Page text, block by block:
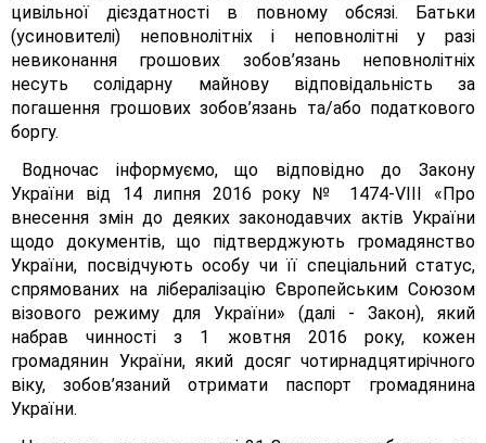
цивільної дієздатності в повному обсязі. Батьки
(усиновителі) неповнолітніх і неповнолітні у разі
невиконання грошових зобов’язань неповнолітніх
несуть солідарну майнову відповідальність за
погашення грошових зобов’язань та/або податкового
боргу.
Водночас інформуємо, що відповідно до Закону
України від 14 липня 2016 року № 1474-VIII «Про
внесення змін до деяких законодавчих актів України
щодо документів, що підтверджують громадянство
України, посвідчують особу чи її спеціальний статус,
спрямованих на лібералізацію Європейським Союзом
візового режиму для України» (далі - Закон), який
набрав чинності з 1 жовтня 2016 року, кожен
громадянин України, який досяг чотирнадцятирічного
віку, зобов’язаний отримати паспорт громадянина
України.